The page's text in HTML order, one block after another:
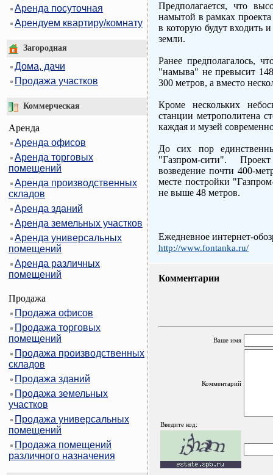
Аренда посуточная
Арендуем квартиру/комнату
Загородная
Дома, дачи
Продажа участков
Коммерческая
Аренда
Аренда офисов
Аренда торговых
помещений
Аренда производственных
складов
Аренда зданий
Аренда земельных участков
Аренда универсальных
помещений
Аренда различных
помещений
Продажа
Продажа офисов
Продажа торговых
помещений
Продажа производственных
складов
Продажа зданий
Продажа земельных
участков
Продажа универсальных
помещений
Продажа помещений
различного назначения
Предполагается, что
намытой в рамках
в которую будут входить
земли.
Ранее предполагалось,
"намыва" не превысит
300 метров, а вместо
Кроме нескольких
станции метрополитена
каждая и музей
До сих пор
"Газпром-сити".
возведение почти 400-
месте постройки
не выше 48 метров.
Ежедневное интернет-
http://www.fontanka.ru/
Комментарии
Ваше имя
Комментарий
Введите код: